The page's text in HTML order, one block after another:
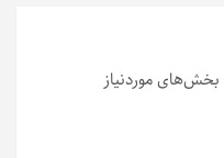
بخش‌های موردنیاز